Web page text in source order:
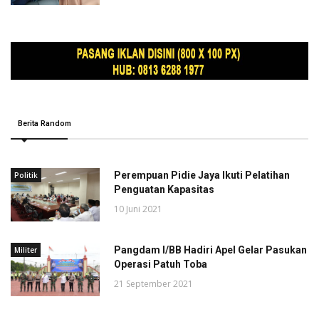
Berita Random
Politik
Perempuan Pidie Jaya Ikuti Pelatihan
Penguatan Kapasitas
10 Juni 2021
Militer
Pangdam I/BB Hadiri Apel Gelar Pasukan
Operasi Patuh Toba
21 September 2021